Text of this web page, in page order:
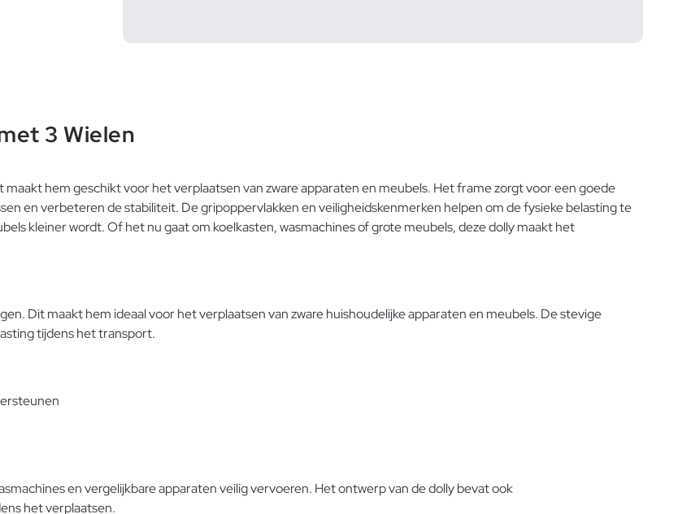
3 Wielen
hem geschikt voor het verplaatsen van zware apparaten en meubels. Het frame zorgt voor een goede
en verbeteren de stabiliteit. De gripoppervlakken en veiligheidskenmerken helpen om de fysieke belasting te
kleiner wordt. Of het nu gaat om koelkasten, wasmachines of grote meubels, deze dolly maakt het
Dit maakt hem ideaal voor het verplaatsen van zware huishoudelijke apparaten en meubels. De stevige
tijdens het transport.
en vergelijkbare apparaten veilig vervoeren. Het ontwerp van de dolly bevat ook
het verplaatsen.